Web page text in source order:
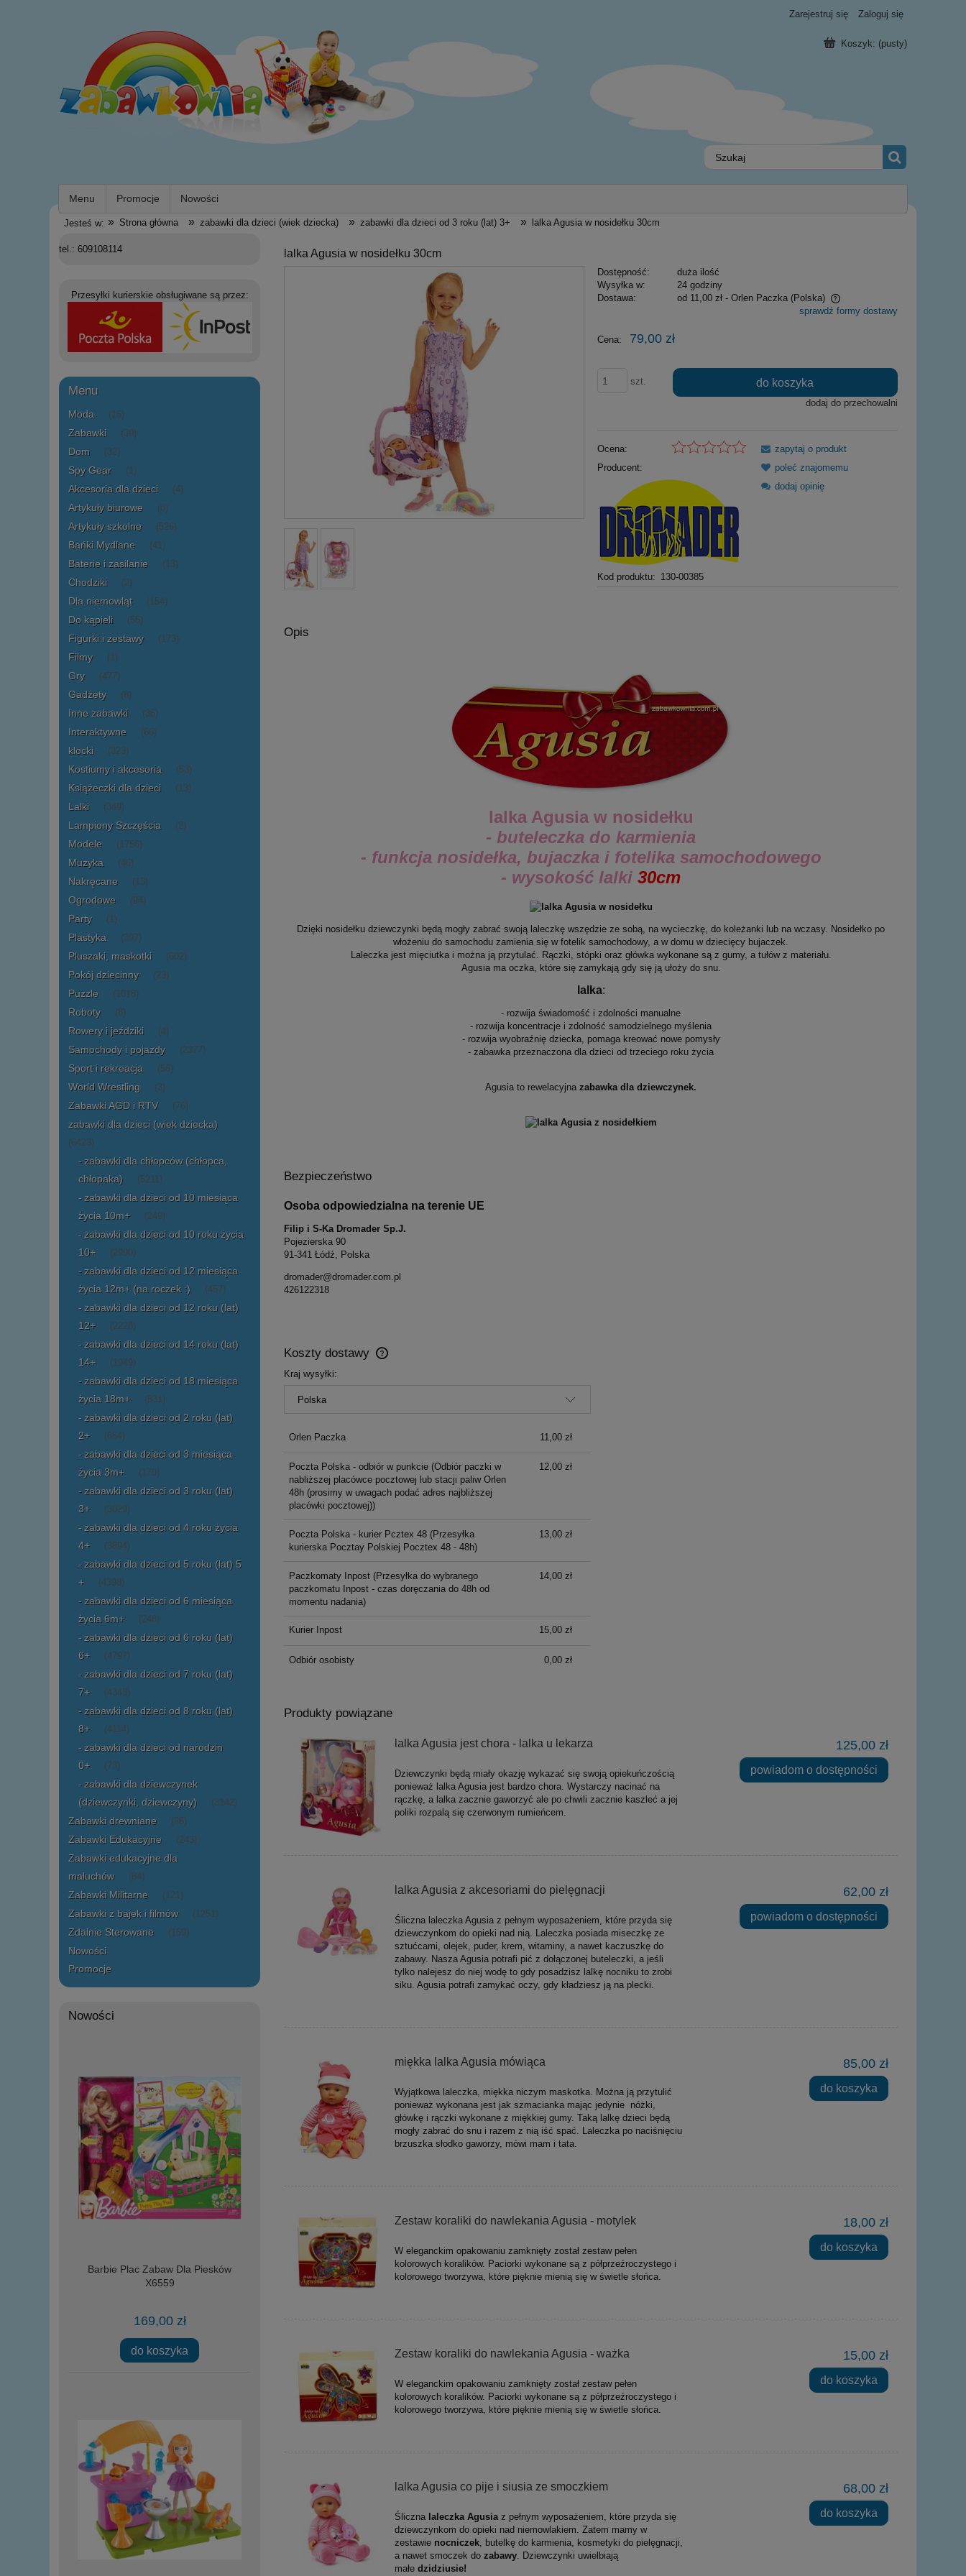
Zarejestruj się Zaloguj się
Koszyk: (pusty)
Menu Promocje Nowości
Jesteś w: » Strona główna » zabawki dla dzieci (wiek dziecka) » zabawki dla dzieci od 3 roku (lat) 3+ » lalka Agusia w nosidełku 30cm
tel.: 609108114
Przesyłki kurierskie obsługiwane są przez:
Menu
Moda (15)
Zabawki (39)
Dom (32)
Spy Gear (1)
Akcesoria dla dzieci (4)
Artykuły biurowe (0)
Artykuły szkolne (526)
Bańki Mydlane (41)
Baterie i zasilanie (13)
Chodziki (2)
Dla niemowląt (154)
Do kąpieli (55)
Figurki i zestawy (173)
Filmy (1)
Gry (477)
Gadżety (8)
Inne zabawki (36)
Interaktywne (66)
klocki (323)
Kostiumy i akcesoria (53)
Książeczki dla dzieci (13)
Lalki (349)
Lampiony Szczęścia (2)
Modele (1756)
Muzyka (46)
Nakręcane (13)
Ogrodowe (94)
Party (1)
Plastyka (397)
Pluszaki, maskotki (602)
Pokój dziecinny (23)
Puzzle (1018)
Roboty (8)
Rowery i jeździki (4)
Samochody i pojazdy (2377)
Sport i rekreacja (56)
World Wrestling (3)
Zabawki AGD i RTV (76)
zabawki dla dzieci (wiek dziecka)
(6423)
zabawki dla chłopców (chłopca,
chłopaka)
(5211)
zabawki dla dzieci od 10 miesiąca
życia 10m+
(249)
zabawki dla dzieci od 10 roku życia
10+
(2990)
zabawki dla dzieci od 12 miesiąca
życia 12m+ (na roczek :)
(457)
zabawki dla dzieci od 12 roku (lat)
12+
(2228)
zabawki dla dzieci od 14 roku (lat)
14+
(1949)
zabawki dla dzieci od 18 miesiąca
życia 18m+
(531)
zabawki dla dzieci od 2 roku (lat)
2+
(654)
zabawki dla dzieci od 3 miesiąca
życia 3m+
(170)
zabawki dla dzieci od 3 roku (lat)
3+
(3029)
zabawki dla dzieci od 4 roku życia
4+
(3894)
zabawki dla dzieci od 5 roku (lat) 5
+
(4398)
zabawki dla dzieci od 6 miesiąca
życia 6m+
(248)
zabawki dla dzieci od 6 roku (lat)
6+
(4797)
zabawki dla dzieci od 7 roku (lat)
7+
(4343)
zabawki dla dzieci od 8 roku (lat)
8+
(4114)
zabawki dla dzieci od narodzin
0+
(73)
zabawki dla dziewczynek
(dziewczynki, dziewczyny)
(3142)
Zabawki drewniane (36)
Zabawki Edukacyjne (243)
Zabawki edukacyjne dla
maluchów
(84)
Zabawki Militarne (121)
Zabawki z bajek i filmów (1251)
Zdalnie Sterowane (159)
Nowości
Promocje
Nowości
Barbie Plac Zabaw Dla Piesków
X6559
169,00 zł
do koszyka
lalka Agusia w nosidełku 30cm
Dostępność:
duża ilość
Wysyłka w:
24 godziny
Dostawa:
od 11,00 zł - Orlen Paczka (Polska)
płatności
sprawdź formy dostawy
Cena: 79,00 zł
szt. do koszyka
dodaj do przechowalni
Ocena:
Producent:
Kod produktu: 130-00385
zapytaj o produkt
poleć znajomemu
dodaj opinię
Opis
lalka Agusia w nosidełku
- buteleczka do karmienia
- funkcja nosidełka, bujaczka i fotelika samochodowego
- wysokość lalki 30cm
Dzięki nosidełku dziewczynki będą mogły zabrać swoją laleczkę wszędzie ze sobą, na wycieczkę, do koleżanki lub na wczasy. Nosidełko po
włożeniu do samochodu zamienia się w fotelik samochodowy, a w domu w dziecięcy bujaczek.
Laleczka jest mięciutka i można ją przytulać. Rączki, stópki oraz główka wykonane są z gumy, a tułów z materiału.
Agusia ma oczka, które się zamykają gdy się ją ułoży do snu.
lalka:
- rozwija świadomość i zdolności manualne
- rozwija koncentracje i zdolność samodzielnego myślenia
- rozwija wyobraźnię dziecka, pomaga kreować nowe pomysły
- zabawka przeznaczona dla dzieci od trzeciego roku życia
Agusia to rewelacyjna zabawka dla dziewczynek.
Bezpieczeństwo
Osoba odpowiedzialna na terenie UE
Filip i S-Ka Dromader Sp.J.
Pojezierska 90
91-341 Łódź, Polska
dromader@dromader.com.pl
426122318
Koszty dostawy
Kraj wysyłki:
Orlen Paczka 11,00 zł
Poczta Polska - odbiór w punkcie(Odbiór paczki w
nabliższej placówce pocztowej lub stacji paliw Orlen
48h (prosimy w uwagach podać adres najbliższej
placówki pocztowej))
12,00 zł
Poczta Polska - kurier Pcztex 48(Przesyłka
kurierska Pocztay Polskiej Pocztex 48 - 48h)
13,00 zł
Paczkomaty Inpost(Przesyłka do wybranego
paczkomatu Inpost - czas doręczania do 48h od
momentu nadania)
14,00 zł
Kurier Inpost 15,00 zł
Odbiór osobisty 0,00 zł
Produkty powiązane
lalka Agusia jest chora - lalka u lekarza
Dziewczynki będą miały okazję wykazać się swoją opiekuńczością
ponieważ lalka Agusia jest bardzo chora. Wystarczy nacinać na
rączkę, a lalka zacznie gaworzyć ale po chwili zacznie kaszleć a jej
poliki rozpalą się czerwonym rumieńcem.
125,00 zł
powiadom o dostępności
lalka Agusia z akcesoriami do pielęgnacji
Śliczna laleczka Agusia z pełnym wyposażeniem, które przyda się
dziewczynkom do opieki nad nią. Laleczka posiada miseczkę ze
sztućcami, olejek, puder, krem, witaminy, a nawet kaczuszkę do
zabawy. Nasza Agusia potrafi pić z dołączonej buteleczki, a jeśli
tylko nalejesz do niej wodę to gdy posadzisz lalkę nocniku to zrobi
siku. Agusia potrafi zamykać oczy, gdy kładziesz ją na plecki.
62,00 zł
powiadom o dostępności
miękka lalka Agusia mówiąca
Wyjątkowa laleczka, miękka niczym maskotka. Można ją przytulić
ponieważ wykonana jest jak szmacianka mając jedynie nóżki,
główkę i rączki wykonane z miękkiej gumy. Taką lalkę dzieci będą
mogły zabrać do snu i razem z nią iść spać. Laleczka po naciśnięciu
brzuszka słodko gaworzy, mówi mam i tata.
85,00 zł
do koszyka
Zestaw koraliki do nawlekania Agusia - motylek
W eleganckim opakowaniu zamknięty został zestaw pełen
kolorowych koralików. Paciorki wykonane są z półprzeźroczystego i
kolorowego tworzywa, które pięknie mienią się w świetle słońca.
18,00 zł
do koszyka
Zestaw koraliki do nawlekania Agusia - ważka
W eleganckim opakowaniu zamknięty został zestaw pełen
kolorowych koralików. Paciorki wykonane są z półprzeźroczystego i
kolorowego tworzywa, które pięknie mienią się w świetle słońca.
15,00 zł
do koszyka
lalka Agusia co pije i siusia ze smoczkiem
Śliczna laleczka Agusiaz pełnym wyposażeniem, które przyda się
dziewczynkom do opieki nad niemowlakiem. Zatem mamy w
zestawie nocniczek, butelkę do karmienia, kosmetyki do pielęgnacji,
a nawet smoczek do zabawy. Dziewczynki uwielbiają
małe dzidziusie!
68,00 zł
do koszyka